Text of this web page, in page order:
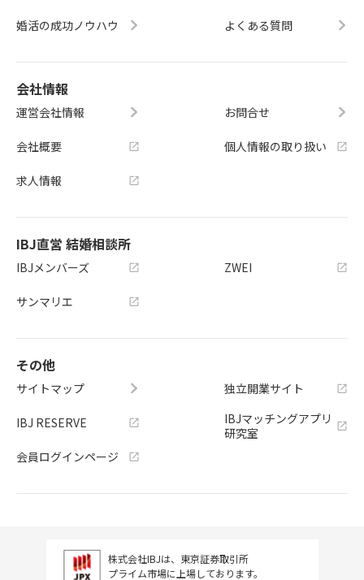
婚活の成功ノウハウ よくある質問
会社情報
運営会社情報
会社概要
求人情報
お問合せ
個人情報の取り扱い
IBJ直営 結婚相談所
IBJメンバーズ
サンマリエ
ZWEI
その他
サイトマップ
IBJ RESERVE
会員ログインページ
独立開業サイト
IBJマッチングアプリ
研究室
株式会社IBJは、東京証券取引所
プライム市場に上場しております。